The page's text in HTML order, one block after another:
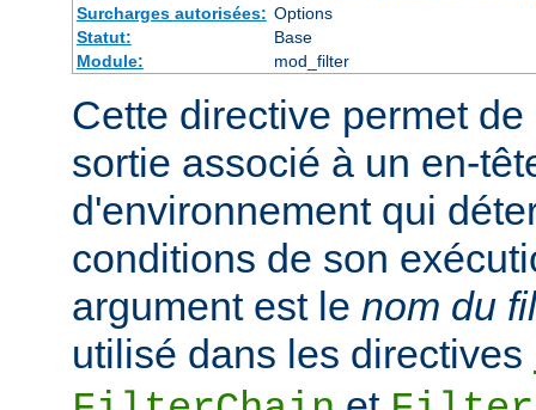
Surcharges autorisées: Options
Statut:
Base
Module:
mod_filter
Cette directive permet
sortie associé à un en-
d'environnement qui
conditions de son
argument est le nom du
utilisé dans les directives